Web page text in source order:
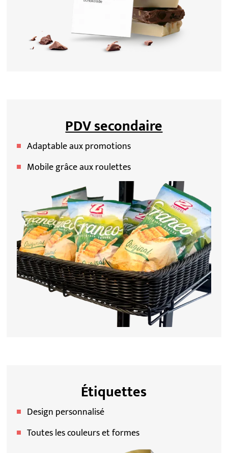
PDV secondaire
Adaptable aux promotions
Mobile grâce aux roulettes
Étiquettes
Design personnalisé
Toutes les couleurs et formes